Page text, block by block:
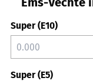
Super (E10)
Super (E5)